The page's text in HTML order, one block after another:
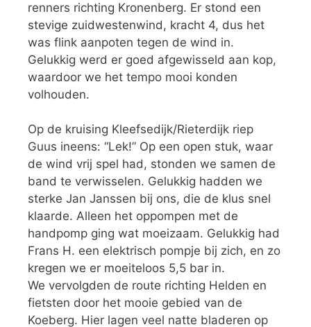
renners richting Kronenberg. Er stond een
stevige zuidwestenwind, kracht 4, dus het
was flink aanpoten tegen de wind in.
Gelukkig werd er goed afgewisseld aan kop,
waardoor we het tempo mooi konden
volhouden.
Op de kruising Kleefsedijk/Rieterdijk riep
Guus ineens: “Lek!” Op een open stuk, waar
de wind vrij spel had, stonden we samen de
band te verwisselen. Gelukkig hadden we
sterke Jan Janssen bij ons, die de klus snel
klaarde. Alleen het oppompen met de
handpomp ging wat moeizaam. Gelukkig had
Frans H. een elektrisch pompje bij zich, en zo
kregen we er moeiteloos 5,5 bar in.
We vervolgden de route richting Helden en
fietsten door het mooie gebied van de
Koeberg. Hier lagen veel natte bladeren op